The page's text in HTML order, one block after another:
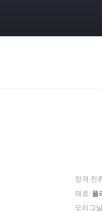
정격 전
재료: 플
오리그